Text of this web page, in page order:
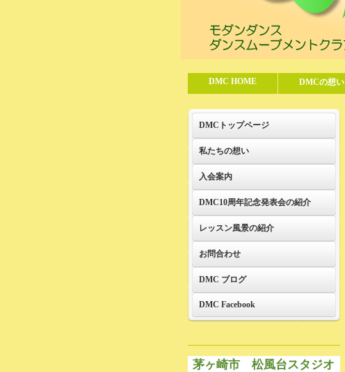
DMC HOME DMCの想い
DMCトップページ
私たちの想い
入会案内
DMC10周年記念発表会の紹介
レッスン風景の紹介
お問合わせ
DMC ブログ
DMC Facebook
茅ヶ崎市 松風台スタジオ